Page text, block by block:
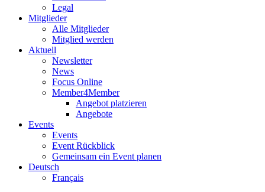
Legal
Mitglieder
Alle Mitglieder
Mitglied werden
Aktuell
Newsletter
News
Focus Online
Member4Member
Angebot platzieren
Angebote
Events
Events
Event Rückblick
Gemeinsam ein Event planen
Deutsch
Français